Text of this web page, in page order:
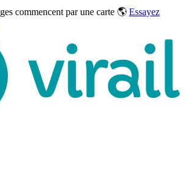
commencent par une carte 🌎 Essayez